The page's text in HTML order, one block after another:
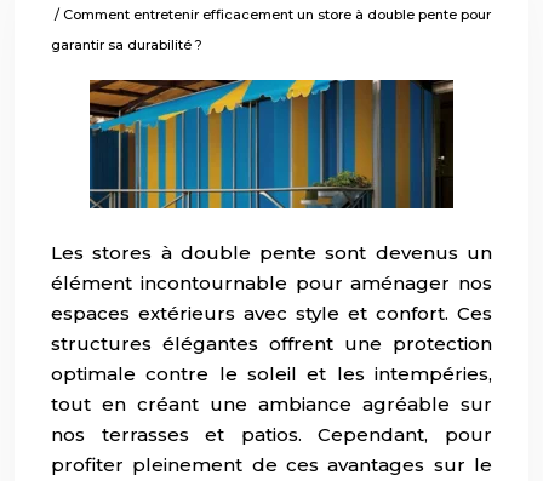
/ Comment entretenir efficacement un store à double pente pour
garantir sa durabilité ?
Les stores à double pente sont devenus un
élément incontournable pour aménager nos
espaces extérieurs avec style et confort. Ces
structures élégantes offrent une protection
optimale contre le soleil et les intempéries,
tout en créant une ambiance agréable sur
nos terrasses et patios. Cependant, pour
profiter pleinement de ces avantages sur le